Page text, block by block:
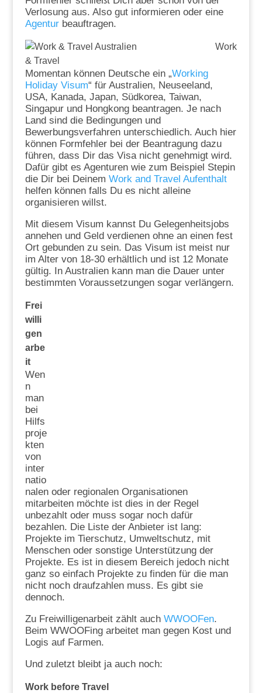
Verlosung aus. Also gut informieren oder eine
Agenturbeauftragen.
Work
& Travel
Momentan können Deutsche ein „Working
Holiday Visum“ für Australien, Neuseeland,
USA, Kanada, Japan, Südkorea, Taiwan,
Singapur und Hongkong beantragen. Je nach
Land sind die Bedingungen und
Bewerbungsverfahren unterschiedlich. Auch hier
können Formfehler bei der Beantragung dazu
führen, dass Dir das Visa nicht genehmigt wird.
Dafür gibt es Agenturen wie zum Beispiel Stepin
die Dir bei Deinem Work and Travel Aufenthalt
helfen können falls Du es nicht alleine
organisieren willst.
Mit diesem Visum kannst Du Gelegenheitsjobs
annehen und Geld verdienen ohne an einen fest
Ort gebunden zu sein. Das Visum ist meist nur
im Alter von 18-30 erhältlich und ist 12 Monate
gültig. In Australien kann man die Dauer unter
bestimmten Voraussetzungen sogar verlängern.
Frei
willi
gen
arbe
it
Wen
n
man
bei
Hilfs
proje
kten
von
inter
natio
nalen oder regionalen Organisationen
mitarbeiten möchte ist dies in der Regel
unbezahlt oder muss sogar noch dafür
bezahlen. Die Liste der Anbieter ist lang:
Projekte im Tierschutz, Umweltschutz, mit
Menschen oder sonstige Unterstützung der
Projekte. Es ist in diesem Bereich jedoch nicht
ganz so einfach Projekte zu finden für die man
nicht noch draufzahlen muss. Es gibt sie
dennoch.
Zu Freiwilligenarbeit zählt auch WWOOFen.
Beim WWOOFing arbeitet man gegen Kost und
Logis auf Farmen.
Und zuletzt bleibt ja auch noch:
Work before Travel